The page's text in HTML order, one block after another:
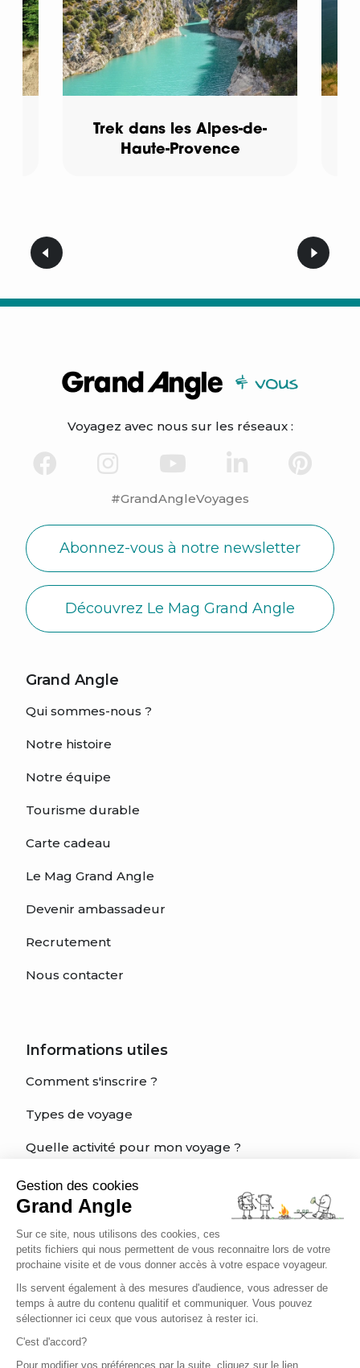
Gestion des cookies
Grand Angle
Sur ce site, nous utilisons des cookies, ces
petits fichiers qui nous permettent de vous reconnaitre lors de votre
prochaine visite et de vous donner accès à votre espace voyageur.
Ils servent également à des mesures d'audience, vous adresser de
temps à autre du contenu qualitif et communiquer. Vous pouvez
sélectionner ici ceux que vous autorisez à rester ici.
C'est d'accord?
Pour modifier vos préférences par la suite, cliquez sur le lien
Trek dans les Alpes-de-
Haute-Provence
Voyagez avec nous sur les réseaux :
#GrandAngleVoyages
Abonnez-vous à notre newsletter
Découvrez Le Mag Grand Angle
Grand Angle
Qui sommes-nous ?
Notre histoire
Notre équipe
Tourisme durable
Carte cadeau
Le Mag Grand Angle
Devenir ambassadeur
Recrutement
Nous contacter
Informations utiles
Comment s'inscrire ?
Types de voyage
Quelle activité pour mon voyage ?
Quel est mon niveau?
Charte éthique du voyageur
Être bien assuré
Français